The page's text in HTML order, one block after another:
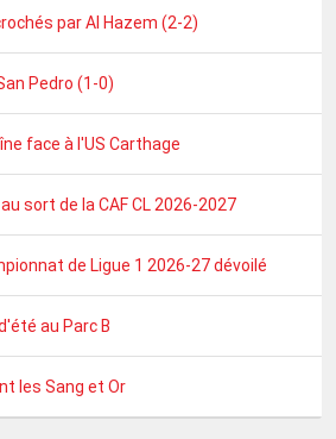
par Al Hazem (2-2)
Pedro (1-0)
face à l'US Carthage
sort de la CAF CL 2026-2027
de Ligue 1 2026-27 dévoilé
au Parc B
les Sang et Or